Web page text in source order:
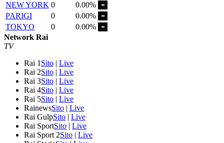
NEW YORK 0
0.00%
PARIGI
0
0.00%
TOKYO
0
0.00%
Network Rai
TV
Rai 1 Sito | Live
Rai 2Sito | Live
Rai 3Sito | Live
Rai 4Sito | Live
Rai 5Sito | Live
RainewsSito | Live
Rai GulpSito | Live
Rai SportSito | Live
Rai Sport 2Sito | Live